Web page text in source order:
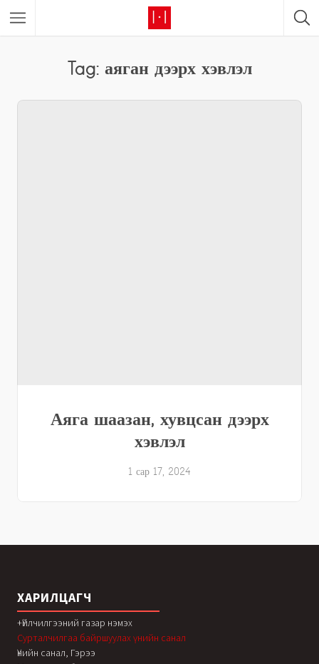
Tag: аяган дээрх хэвлэл
Аяга шаазан, хувцсан дээрх
хэвлэл
1 сар 17, 2024
ХАРИЛЦАГЧ
+Үйлчилгээний газар нэмэх
Сурталчилгаа байршуулах үнийн санал
Үнийн санал, Гэрээ